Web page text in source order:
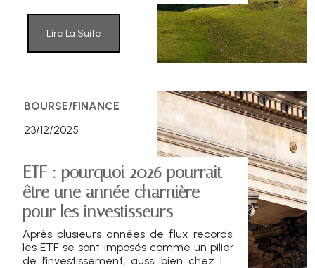
résistance des prix, une étude récente
de la FNAIM met en lumière une
fragilisation profonde du parc, sous
l’effet combiné des contraintes
énergétiques et du changement
Lire La Suite
BOURSE/FINANCE
23/12/2025
ETF : pourquoi 2026 pourrait
être une année charnière
pour les investisseurs
Après plusieurs années de flux records,
les ETF se sont imposés comme un pilier
de l’investissement, aussi bien chez les